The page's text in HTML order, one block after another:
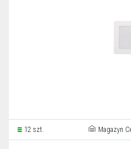
12 szt. Magazyn